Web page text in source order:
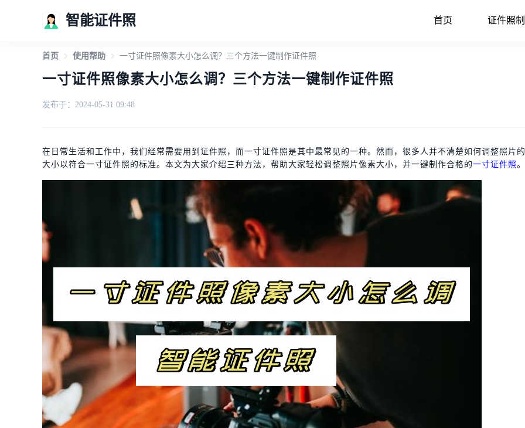
智能证件照 首页 证件照
首页 使用帮助 一寸证件照像素大小怎么调？三个方法一键制作证件照
一寸证件照像素大小怎么调？三个方法一键制作证件照
发布于：2024-05-31 09:48
在日常生活和工作中，我们经常需要用到证件照，而一寸证件照是其中最常见的一种。然而，很多人并不清楚如何调整照片
大小以符合一寸证件照的标准。本文为大家介绍三种方法，帮助大家轻松调整照片像素大小，并一键制作合格的一寸证件照。